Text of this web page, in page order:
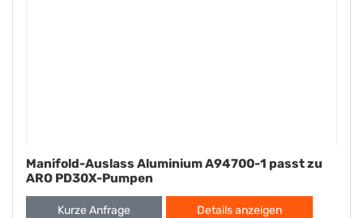
Manifold-Auslass Aluminium A94700-1 passt zu
ARO PD30X-Pumpen
Kurze Anfrage Details anzeigen